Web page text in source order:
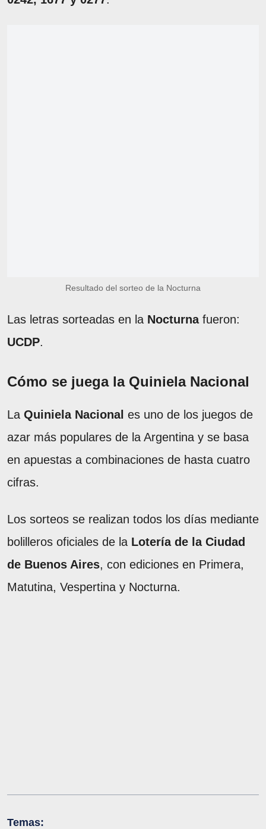
Resultado del sorteo de la Nocturna
Las letras sorteadas en la Nocturnafueron:
UCDP.
Cómo se juega la Quiniela Nacional
La Quiniela Nacional es uno de los juegos de
azar más populares de la Argentina y se basa
en apuestas a combinaciones de hasta cuatro
cifras.
Los sorteos se realizan todos los días mediante
bolilleros oficiales de la Lotería de la Ciudad
de Buenos Aires, con ediciones en Primera,
Matutina, Vespertina y Nocturna.
Temas: